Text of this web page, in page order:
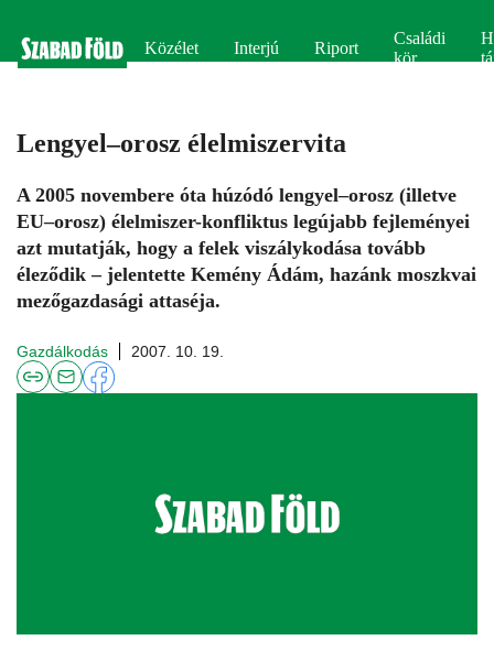
Közélet Interjú Riport
Családi
kör
Lengyel–orosz élelmiszervita
A 2005 novembere óta húzódó lengyel–orosz (illetve
EU–orosz) élelmiszer-konfliktus legújabb fejleményei
azt mutatják, hogy a felek viszálykodása tovább
éleződik – jelentette Kemény Ádám, hazánk moszkvai
mezőgazdasági attaséja.
Gazdálkodás 2007. 10. 19.